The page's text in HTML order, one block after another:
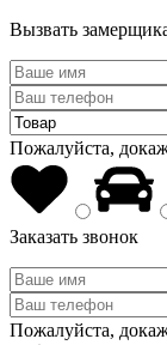
Вызвать
Пожалуйста,
Заказать звонок
Пожалуйста,